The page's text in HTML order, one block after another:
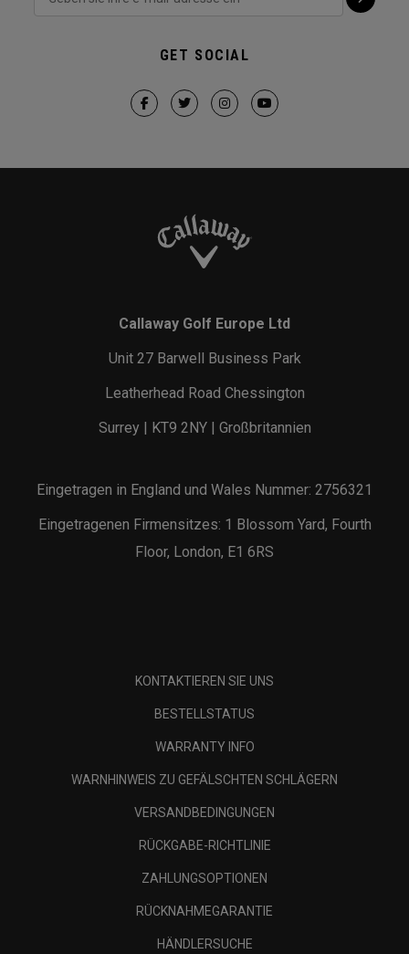
GET SOCIAL
Callaway Golf Europe Ltd
Unit 27 Barwell Business Park
Leatherhead Road Chessington
Surrey | KT9 2NY | Großbritannien
Eingetragen in England und Wales Nummer: 2756321
Eingetragenen Firmensitzes: 1 Blossom Yard, Fourth
Floor, London, E1 6RS
KONTAKTIEREN SIE UNS
BESTELLSTATUS
WARRANTY INFO
WARNHINWEIS ZU GEFÄLSCHTEN SCHLÄGERN
VERSANDBEDINGUNGEN
RÜCKGABE-RICHTLINIE
ZAHLUNGSOPTIONEN
RÜCKNAHMEGARANTIE
HÄNDLERSUCHE